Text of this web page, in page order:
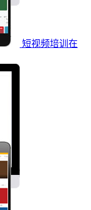
短视频培训在